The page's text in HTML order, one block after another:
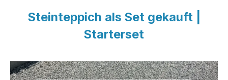
Steinteppich als Set gekauft |
Starterset